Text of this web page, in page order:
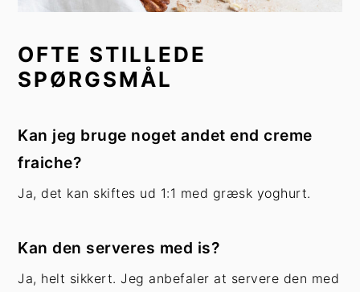
OFTE STILLEDE
SPØRGSMÅL
Kan jeg bruge noget andet end creme
fraiche?
Ja, det kan skiftes ud 1:1 med græsk yoghurt.
Kan den serveres med is?
Ja, helt sikkert. Jeg anbefaler at servere den med